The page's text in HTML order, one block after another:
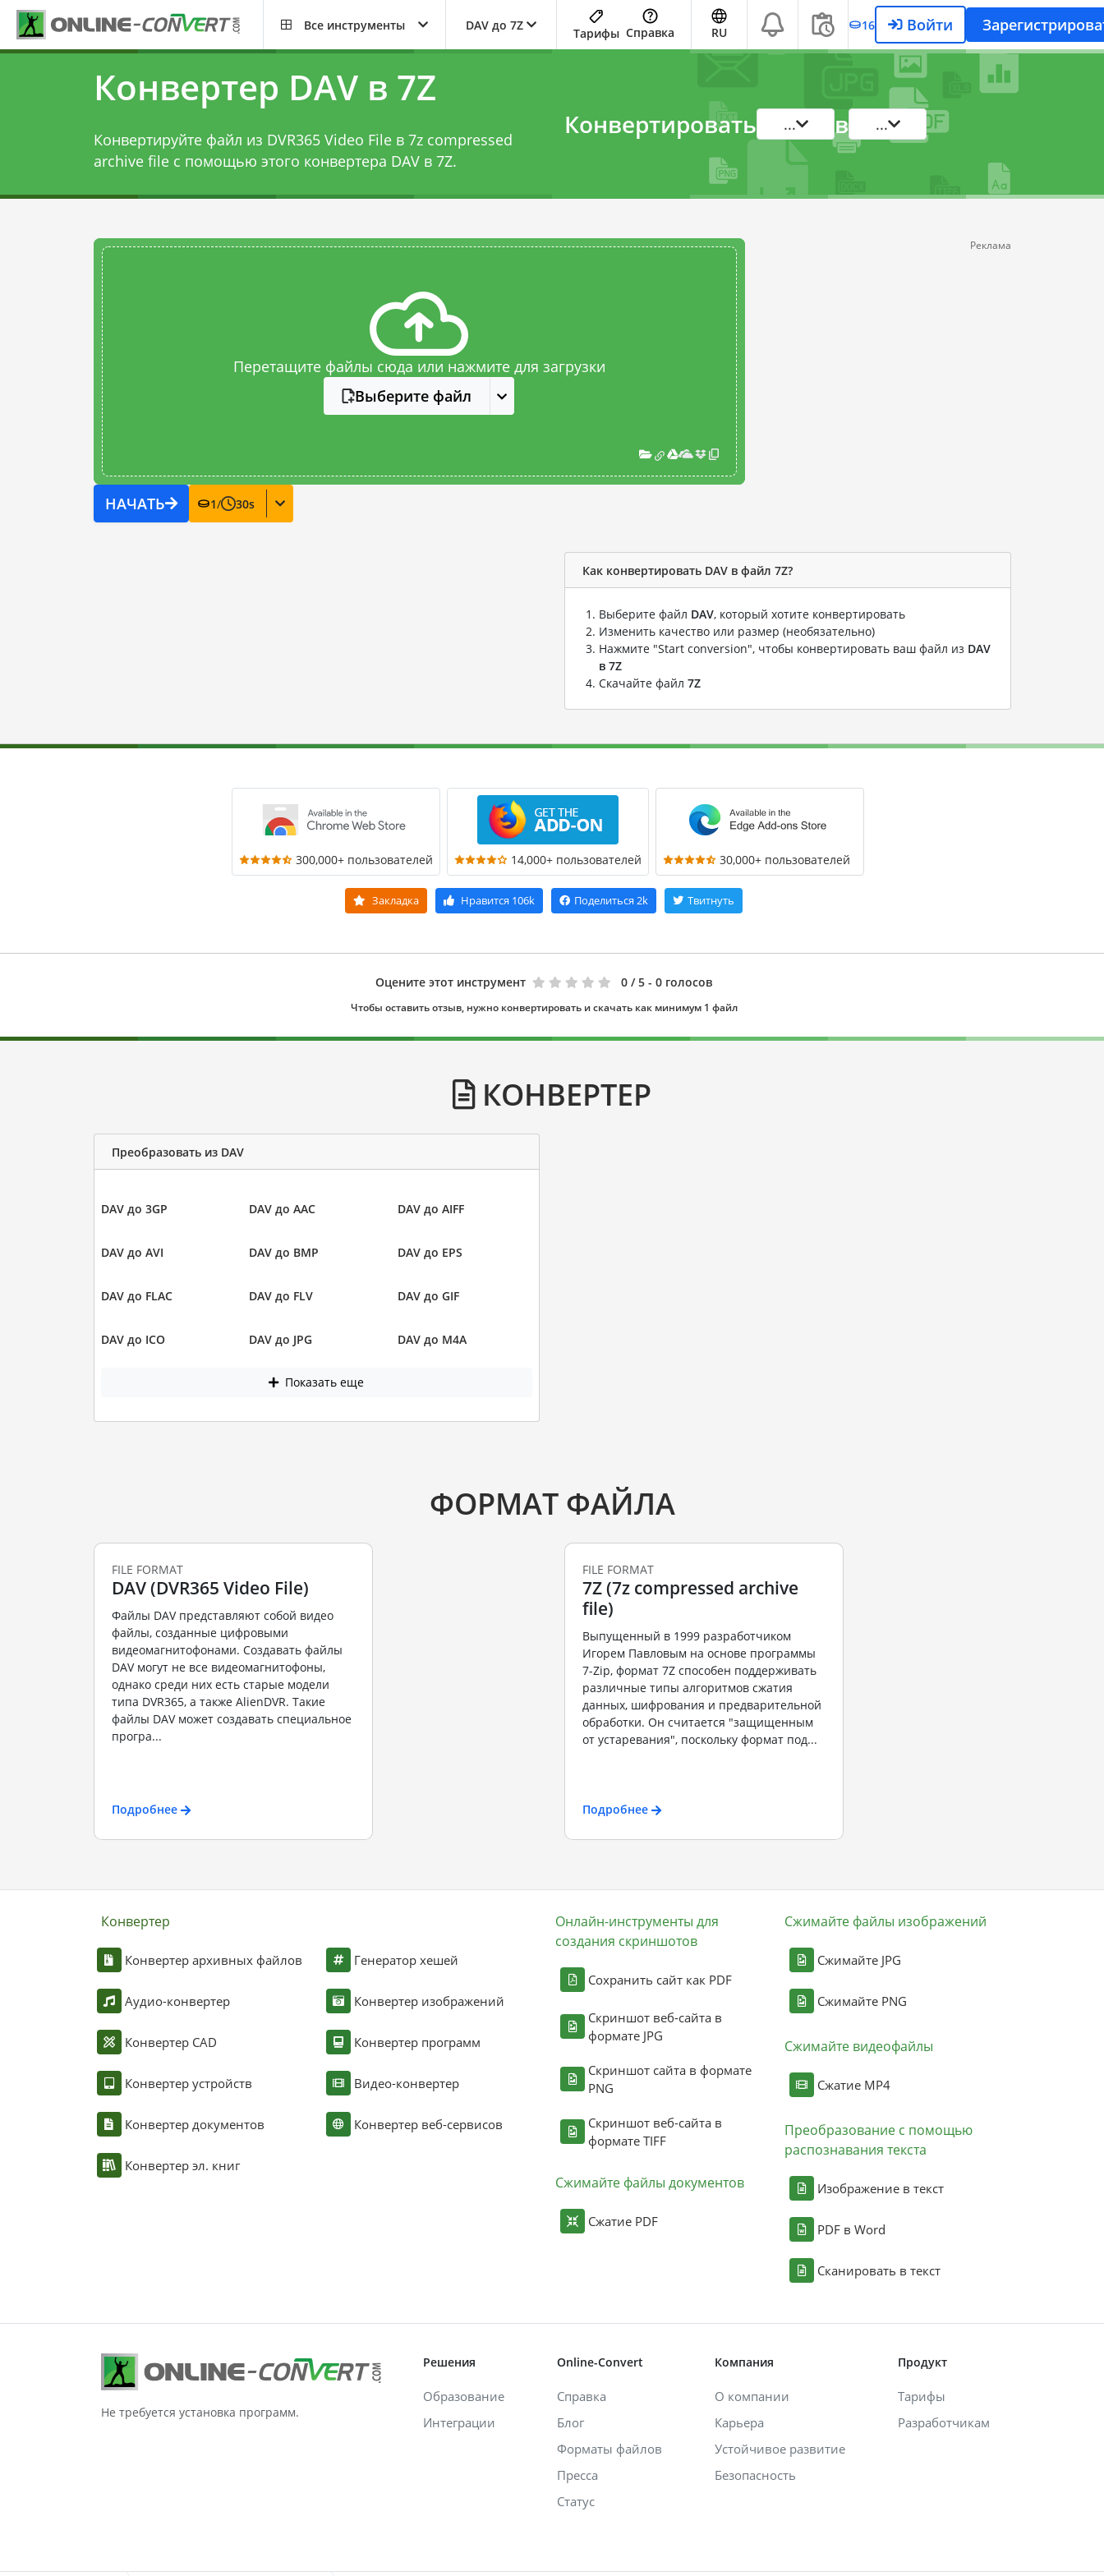
Все инструменты DAV до 7Z
Тарифы Справка RU 16 Войти
Конвертер DAV в 7Z
Конвертируйте файл из DVR365 Video File в 7z compressed
archive file с помощью этого конвертера DAV в 7Z.
Конвертировать ... в ...
Перетащите файлы сюда или нажмите для загрузки
Выберите файл
НАЧАТЬ 1/ 30s
Реклама
Как конвертировать DAV в файл 7Z?
Выберите файл DAV, который хотите конвертировать
Изменить качество или размер (необязательно)
Нажмите "Start conversion", чтобы конвертировать ваш файл из DAV
в 7Z
Скачайте файл 7Z
300,000+ пользователей 14,000+ пользователей 30,000+ пользователей
Закладка Нравится 106k Поделиться 2k Твитнуть
Оцените этот инструмент 0 / 5 - 0 голосов
Чтобы оставить отзыв, нужно конвертировать и скачать как минимум 1 файл
КОНВЕРТЕР
Преобразовать из DAV
DAV до 3GP DAV до AAC DAV до AIFF
DAV до AVI DAV до BMP DAV до EPS
DAV до FLAC DAV до FLV DAV до GIF
DAV до ICO DAV до JPG DAV до M4A
Показать еще
ФОРМАТ ФАЙЛА
FILE FORMAT
DAV (DVR365 Video File)
Файлы DAV представляют собой видео
файлы, созданные цифровыми
видеомагнитофонами. Создавать файлы
DAV могут не все видеомагнитофоны,
однако среди них есть старые модели
типа DVR365, а также AlienDVR. Такие
файлы DAV может создавать специальное
програ...
Подробнее
FILE FORMAT
7Z (7z compressed archive
file)
Выпущенный в 1999 разработчиком
Игорем Павловым на основе программы
7-Zip, формат 7Z способен поддерживать
различные типы алгоритмов сжатия
данных, шифрования и предварительной
обработки. Он считается "защищенным
от устаревания", поскольку формат под...
Подробнее
Конвертер
Конвертер архивных файлов
Аудио-конвертер
Конвертер CAD
Конвертер устройств
Конвертер документов
Конвертер эл. книг
Генератор хешей
Конвертер изображений
Конвертер программ
Видео-конвертер
Конвертер веб-сервисов
Онлайн-инструменты для
создания скриншотов
Сохранить сайт как PDF
Скриншот веб-сайта в
формате JPG
Скриншот сайта в формате
PNG
Скриншот веб-сайта в
формате TIFF
Сжимайте файлы документов
Сжатие PDF
Сжимайте файлы изображений
Сжимайте JPG
Сжимайте PNG
Сжимайте видеофайлы
Сжатие MP4
Преобразование с помощью
распознавания текста
Изображение в текст
PDF в Word
Сканировать в текст
Не требуется установка программ.
Решения
Образование
Интеграции
Online-Convert
Справка
Блог
Форматы файлов
Пресса
Статус
Компания
О компании
Карьера
Устойчивое развитие
Безопасность
Продукт
Тарифы
Разработчикам